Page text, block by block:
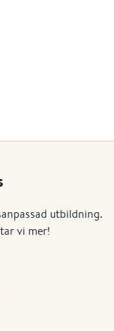
utbildning.
vi mer!